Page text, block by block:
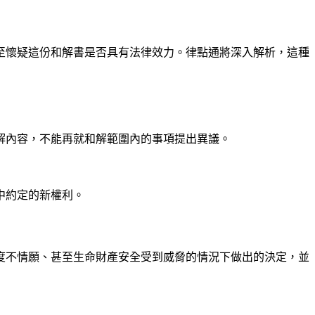
疑這份和解書是否具有法律效力。律點通將深入解析，這種
容，不能再就和解範圍內的事項提出異議。
定的新權利。
情願、甚至生命財產安全受到威脅的情況下做出的決定，並